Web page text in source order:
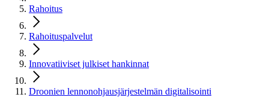
Rahoitus
Rahoituspalvelut
Innovatiiviset julkiset hankinnat
Droonien lennonohjausjärjestelmän digitalisointi